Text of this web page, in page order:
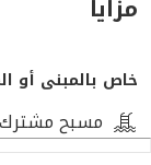
مميزات الكمبوند:
موقع مميز في
مزايا
خاص بالمبنى أو
مسبح مشترك